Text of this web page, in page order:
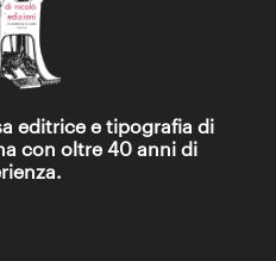
editrice e tipografia di
con oltre 40 anni di